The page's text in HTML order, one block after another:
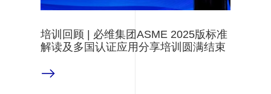
培训回顾 | 必维集团ASME 2025版标准
解读及多国认证应用分享培训圆满结束